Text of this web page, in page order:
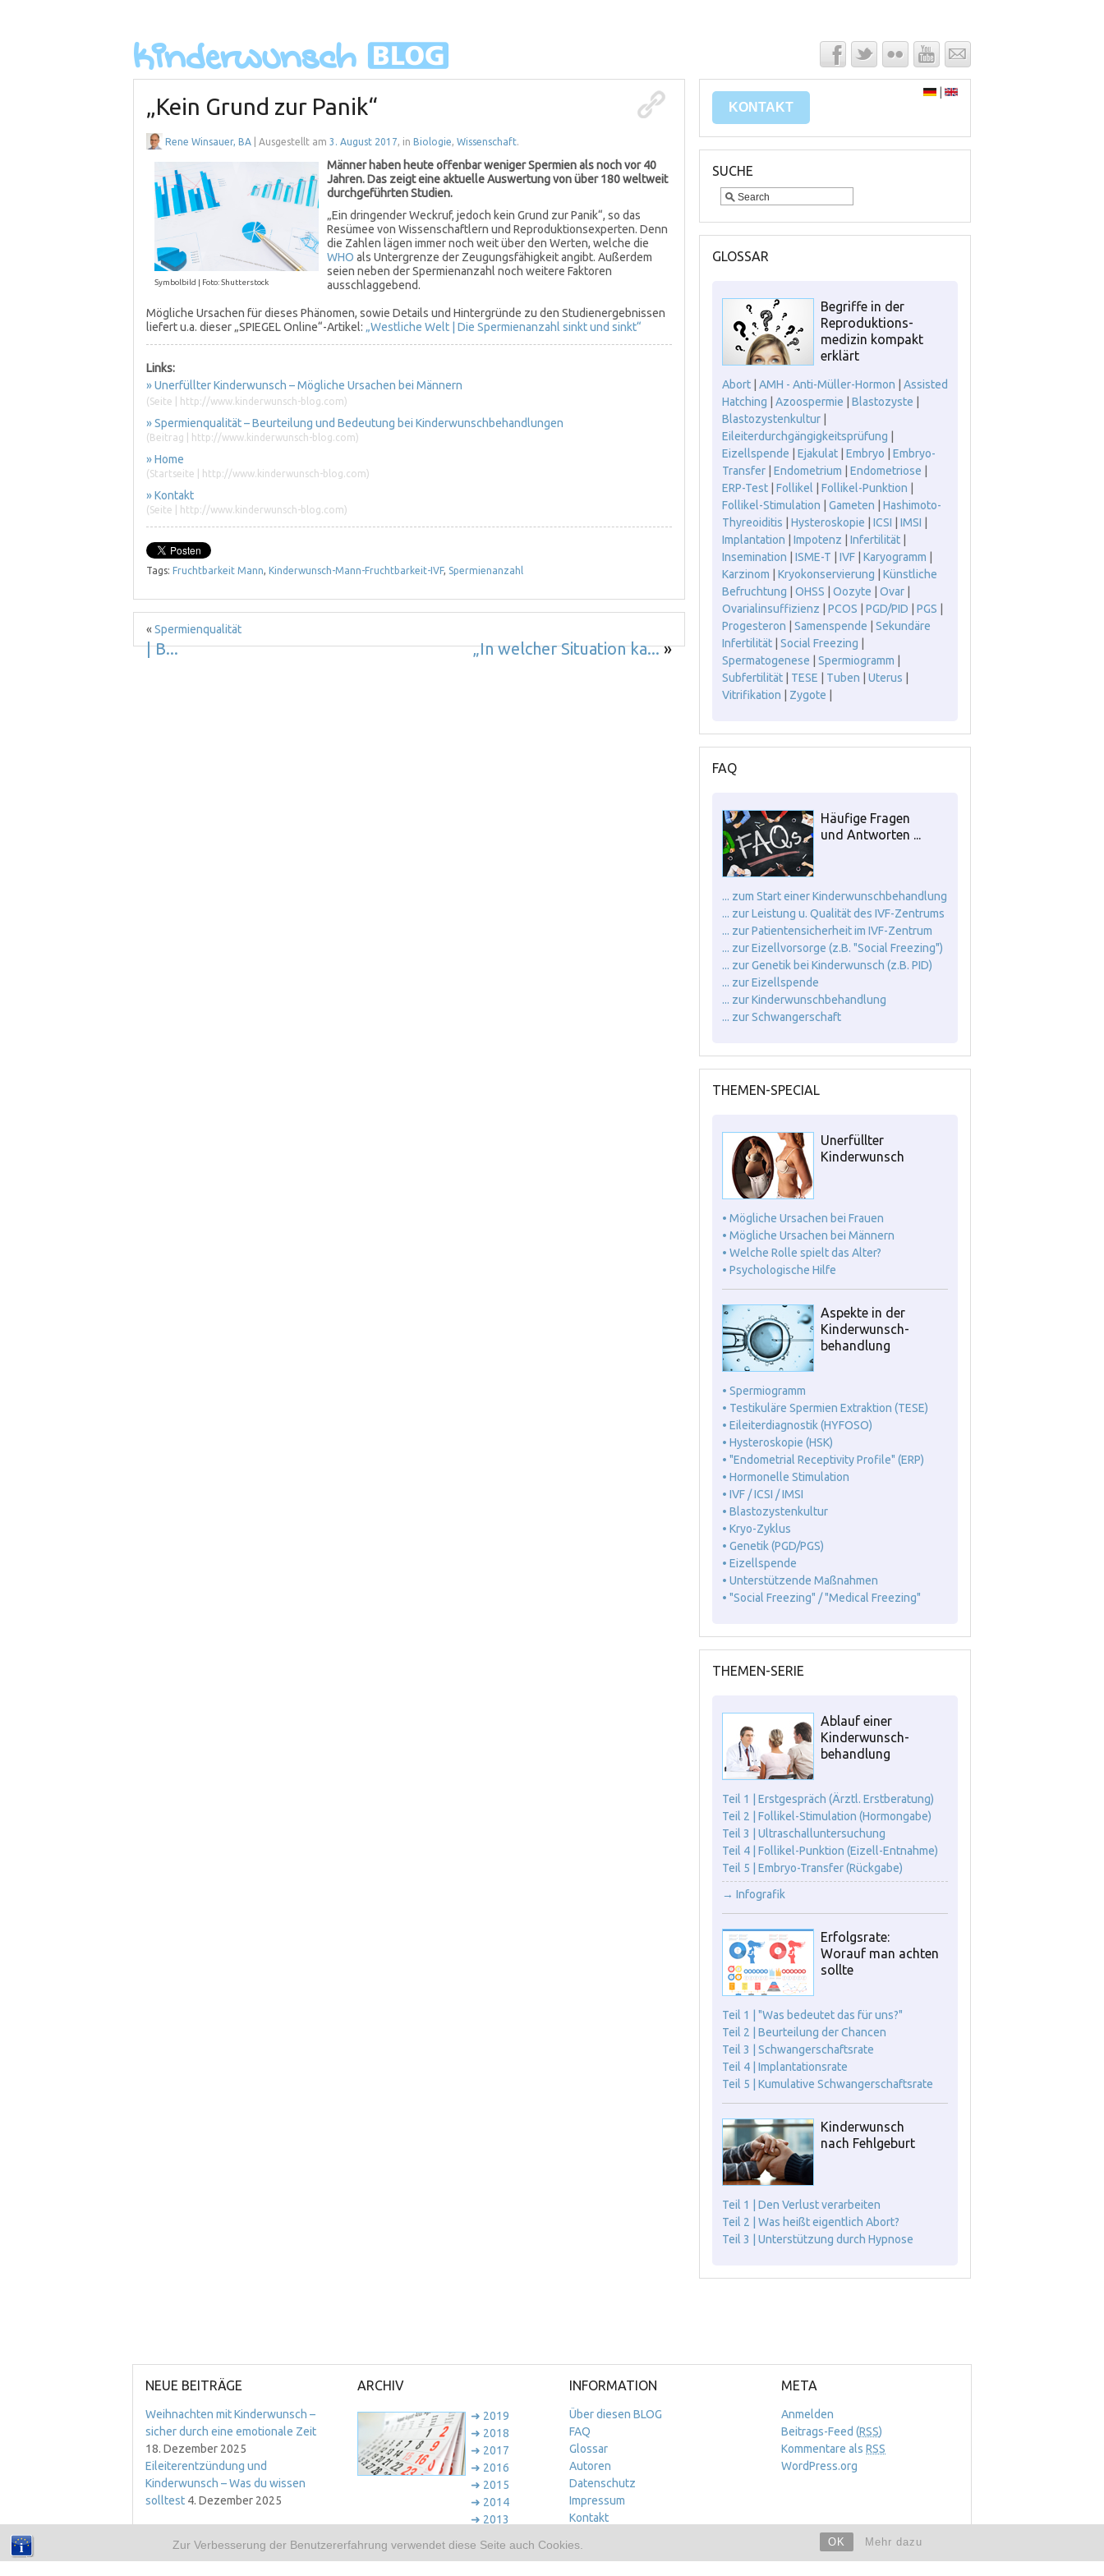
Zur Verbesserung der Benutzererfahrung verwendet diese Seite auch Cookies. OK Mehr dazu
„Kein Grund zur Panik“
Rene Winsauer, BA | Ausgestellt am 3. August 2017, in Biologie, Wissenschaft.
Symbolbild | Foto: Shutterstock
Männer haben heute offenbar weniger Spermien als noch vor 40
Jahren. Das zeigt eine aktuelle Auswertung von über 180 weltweit
durchgeführten Studien.
„Ein dringender Weckruf, jedoch kein Grund zur Panik“, so das
Resümee von Wissenschaftlern und Reproduktionsexperten. Denn
die Zahlen lägen immer noch weit über den Werten, welche die
WHO als Untergrenze der Zeugungsfähigkeit angibt. Außerdem
seien neben der Spermienanzahl noch weitere Faktoren
ausschlaggebend.
Mögliche Ursachen für dieses Phänomen, sowie Details und Hintergründe zu den Studienergebnissen
liefert u.a. dieser „SPIEGEL Online“-Artikel: „Westliche Welt | Die Spermienanzahl sinkt und sinkt“
Links:
» Unerfüllter Kinderwunsch – Mögliche Ursachen bei Männern
(Seite | http://www.kinderwunsch-blog.com)
» Spermienqualität – Beurteilung und Bedeutung bei Kinderwunschbehandlungen
(Beitrag | http://www.kinderwunsch-blog.com)
» Home
(Startseite | http://www.kinderwunsch-blog.com)
» Kontakt
(Seite | http://www.kinderwunsch-blog.com)
Tags: Fruchtbarkeit Mann, Kinderwunsch-Mann-Fruchtbarkeit-IVF, Spermienanzahl
«Spermienqualität
| B... „In welcher Situation ka...»
KONTAKT
SUCHE
GLOSSAR
Begriffe in der
Reproduktions-
medizin kompakt
erklärt
Abort| AMH - Anti-Müller-Hormon
Assisted
Hatching
Azoospermie Blastozyste
Blastozystenkultur|
Eileiterdurchgängigkeitsprüfung
Eizellspende
Ejakulat| Embryo
Embryo-
Transfer| Endometrium Endometriose
ERP-Test| Follikel Follikel-Punktion
Follikel-Stimulation
Gameten
Hashimoto-
Thyreoiditis
Hysteroskopie ICSI IMSI
Implantation
Impotenz Infertilität|
Insemination
ISME-T IVF| Karyogramm
Karzinom
Kryokonservierung
Künstliche
Befruchtung
OHSS Oozyte Ovar|
Ovarialinsuffizienz
PCOS PGD/PID PGS
Progesteron
Samenspende
Sekundäre
Infertilität| Social Freezing
Spermatogenese
Spermiogramm
Subfertilität| TESE Tuben Uterus
Vitrifikation
Zygote
FAQ
Häufige Fragen
und Antworten ...
... zum Start einer Kinderwunschbehandlung
... zur Leistung u. Qualität des IVF-Zentrums
... zur Patientensicherheit im IVF-Zentrum
... zur Eizellvorsorge (z.B. "Social Freezing")
... zur Genetik bei Kinderwunsch (z.B. PID)
... zur Eizellspende
... zur Kinderwunschbehandlung
... zur Schwangerschaft
THEMEN-SPECIAL
Unerfüllter
Kinderwunsch
• Mögliche Ursachen bei Frauen
• Mögliche Ursachen bei Männern
• Welche Rolle spielt das Alter?
• Psychologische Hilfe
Aspekte in der
Kinderwunsch-
behandlung
• Spermiogramm
• Testikuläre Spermien Extraktion (TESE)
• Eileiterdiagnostik (HYFOSO)
• Hysteroskopie (HSK)
• "Endometrial Receptivity Profile" (ERP)
• Hormonelle Stimulation
• IVF / ICSI / IMSI
• Blastozystenkultur
• Kryo-Zyklus
• Genetik (PGD/PGS)
• Eizellspende
• Unterstützende Maßnahmen
• "Social Freezing" / "Medical Freezing"
THEMEN-SERIE
Ablauf einer
Kinderwunsch-
behandlung
Teil 1 | Erstgespräch (Ärztl. Erstberatung)
Teil 2 | Follikel-Stimulation (Hormongabe)
Teil 3 | Ultraschalluntersuchung
Teil 4 | Follikel-Punktion (Eizell-Entnahme)
Teil 5 | Embryo-Transfer (Rückgabe)
→ Infografik
Erfolgsrate:
Worauf man achten
sollte
Teil 1 | "Was bedeutet das für uns?"
Teil 2 | Beurteilung der Chancen
Teil 3 | Schwangerschaftsrate
Teil 4 | Implantationsrate
Teil 5 | Kumulative Schwangerschaftsrate
Kinderwunsch
nach Fehlgeburt
Teil 1 | Den Verlust verarbeiten
Teil 2 | Was heißt eigentlich Abort?
Teil 3 | Unterstützung durch Hypnose
NEUE BEITRÄGE
Weihnachten mit Kinderwunsch –
sicher durch eine emotionale Zeit
18. Dezember 2025
Eileiterentzündung und
Kinderwunsch – Was du wissen
solltest 4. Dezember 2025
ARCHIV
➜ 2019
➜ 2018
➜ 2017
➜ 2016
➜ 2015
➜ 2014
➜ 2013
INFORMATION
Über diesen BLOG
FAQ
Glossar
Autoren
Datenschutz
Impressum
Kontakt
META
Anmelden
Beitrags-Feed (RSS)
Kommentare alsRSS
WordPress.org